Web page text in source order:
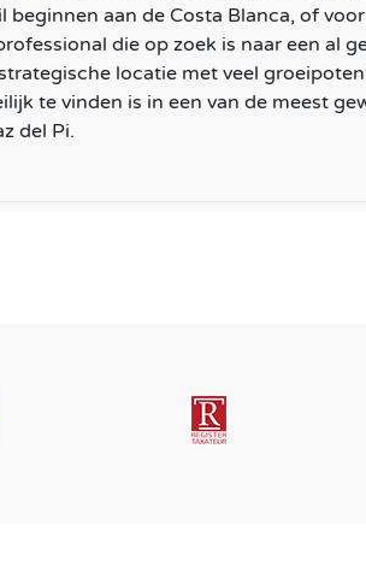
beginnen aan de Costa Blanca, of
die op zoek is naar een al
locatie met veel
te vinden is in een van de meest
del Pi.